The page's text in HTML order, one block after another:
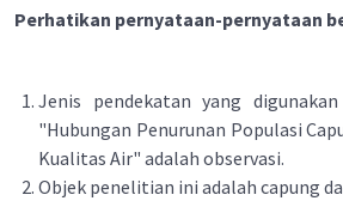
Perhatikan pernyataan-pernyataan
Jenis pendekatan yang
"Hubungan Penurunan Populasi
Kualitas Air" adalah observasi.
Objek penelitian ini adalah capung